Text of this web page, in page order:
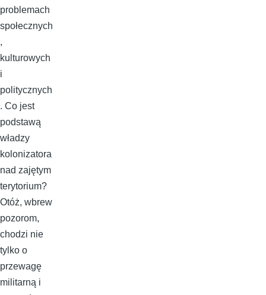
problemach
społecznych
,
kulturowych
i
politycznych
. Co jest
podstawą
władzy
kolonizatora
nad zajętym
terytorium?
Otóż, wbrew
pozorom,
chodzi nie
tylko o
przewagę
militarną i